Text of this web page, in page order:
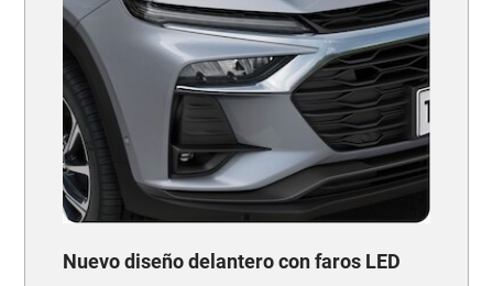
Nuevo diseño delantero con faros LED